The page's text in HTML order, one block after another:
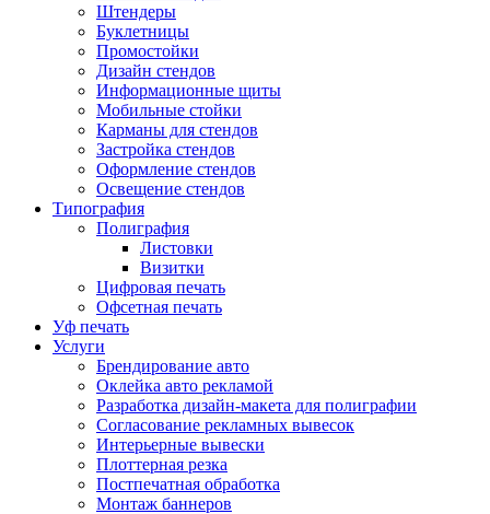
Штендеры
Буклетницы
Промостойки
Дизайн стендов
Информационные щиты
Мобильные стойки
Карманы для стендов
Застройка стендов
Оформление стендов
Освещение стендов
Типография
Полиграфия
Листовки
Визитки
Цифровая печать
Офсетная печать
Уф печать
Услуги
Брендирование авто
Оклейка авто рекламой
Разработка дизайн-макета для полиграфии
Согласование рекламных вывесок
Интерьерные вывески
Плоттерная резка
Постпечатная обработка
Монтаж баннеров